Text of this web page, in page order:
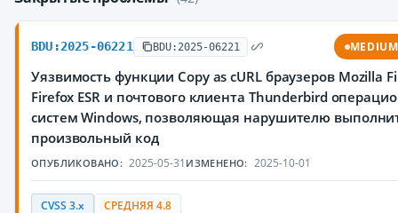
BDU:2025-06221 BDU:2025-06221 MEDIUM
Уязвимость функции Copy as cURL браузеров Mozilla
Firefox ESR и почтового клиента Thunderbird
систем Windows, позволяющая нарушителю
произвольный код
ОПУБЛИКОВАНО: 2025-05-31 ИЗМЕНЕНО: 2025-10-01
CVSS 3.x СРЕДНЯЯ 4.8